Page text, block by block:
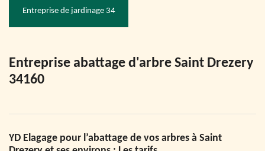
Entreprise de jardinage 34
Entreprise abattage d'arbre Saint Drezery
34160
YD Elagage pour l’abattage de vos arbres à Saint